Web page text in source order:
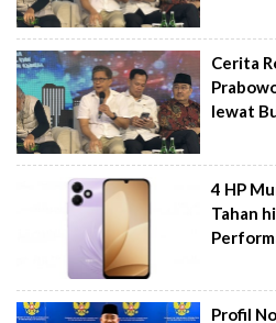
Cerita
lewat
4 HP
Tahan
Profil